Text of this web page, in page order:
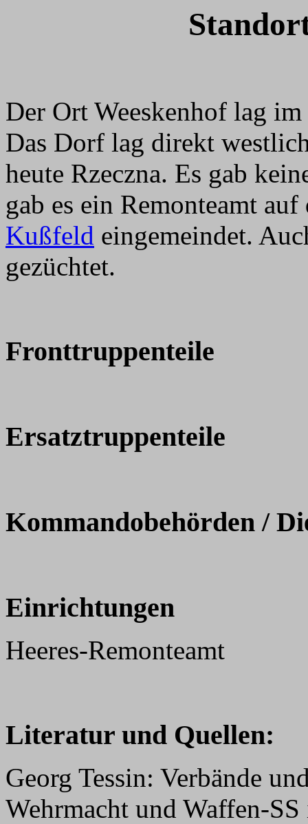
Der Ort Weeskenhof lag
Das Dorf lag direkt
heute Rzeczna. Es gab
gab es ein Remonteamt
Kußfeld eingemeindet.
gezüchtet.
Fronttruppenteile
Ersatztruppenteile
Kommandobehörden /
Einrichtungen
Heeres-Remonteamt
Literatur und Quellen:
Georg Tessin: Verbände
Wehrmacht und Waffen-